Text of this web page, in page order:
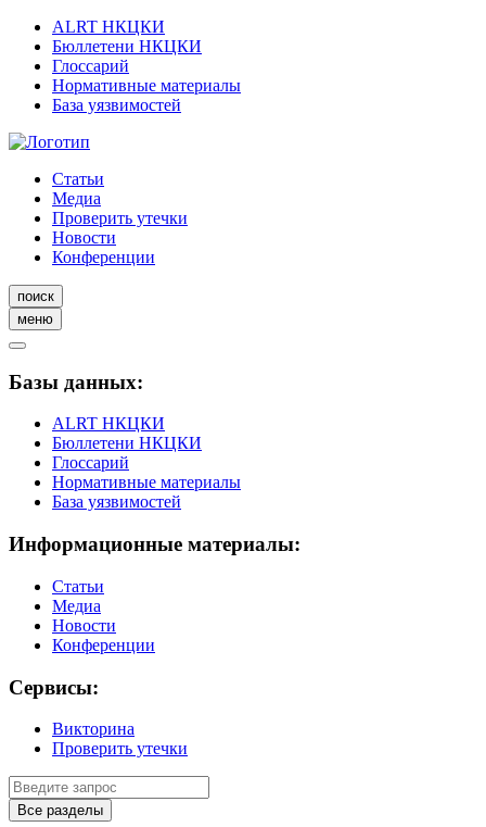
ALRT НКЦКИ
Бюллетени НКЦКИ
Глоссарий
Нормативные материалы
База уязвимостей
Статьи
Медиа
Проверить утечки
Новости
Конференции
поиск
меню
Базы данных:
ALRT НКЦКИ
Бюллетени НКЦКИ
Глоссарий
Нормативные материалы
База уязвимостей
Информационные материалы:
Статьи
Медиа
Новости
Конференции
Сервисы:
Викторина
Проверить утечки
Все разделы